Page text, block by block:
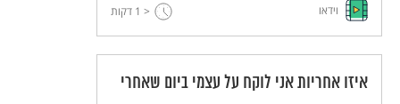
המכשיר. רונה מתרגזת שעליה להשקיע כסף כדי
להפקיד חפץ שלא היא איבדה. היא תוהה מדוע
היא צריכה לשלם והאם היא אחראית על מי שאיבד
את המכשיר.
וידאו < 1 דקות
איזו אחריות אני לוקח על עצמי ביום שאחרי